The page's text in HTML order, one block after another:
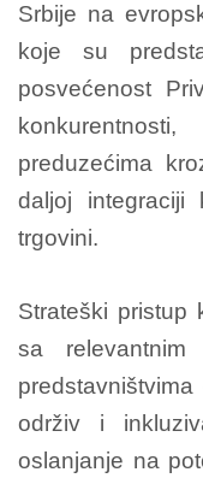
Srbije na
koje su
posvećenost
preduzećima
daljoj integraciji
trgovini.
Strateški pristup
sa relevantnim
održiv i
oslanjanje na